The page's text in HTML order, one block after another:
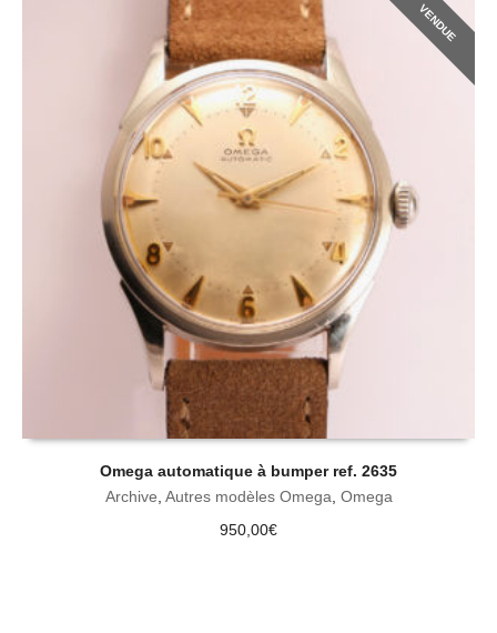
VENDUE
Omega automatique à bumper ref. 2635
Archive, Autres modèles Omega, Omega
950,00€